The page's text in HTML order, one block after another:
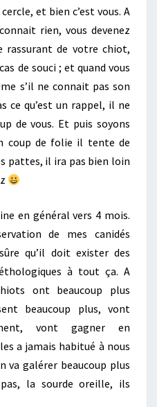
et bien c’est vous. A
rien, vous devenez
rassurant de votre chiot,
de souci ; et quand vous
s’il ne connait pas son
ce qu’est un rappel, il ne
de vous. Et puis soyons
coup de folie il tente de
pattes, il ira pas bien loin
en général vers 4 mois.
de mes canidés
qu’il doit exister des
à tout ça. A
ont beaucoup plus
beaucoup plus, vont
vont gagner en
a jamais habitué à nous
va galérer beaucoup plus
la sourde oreille, ils